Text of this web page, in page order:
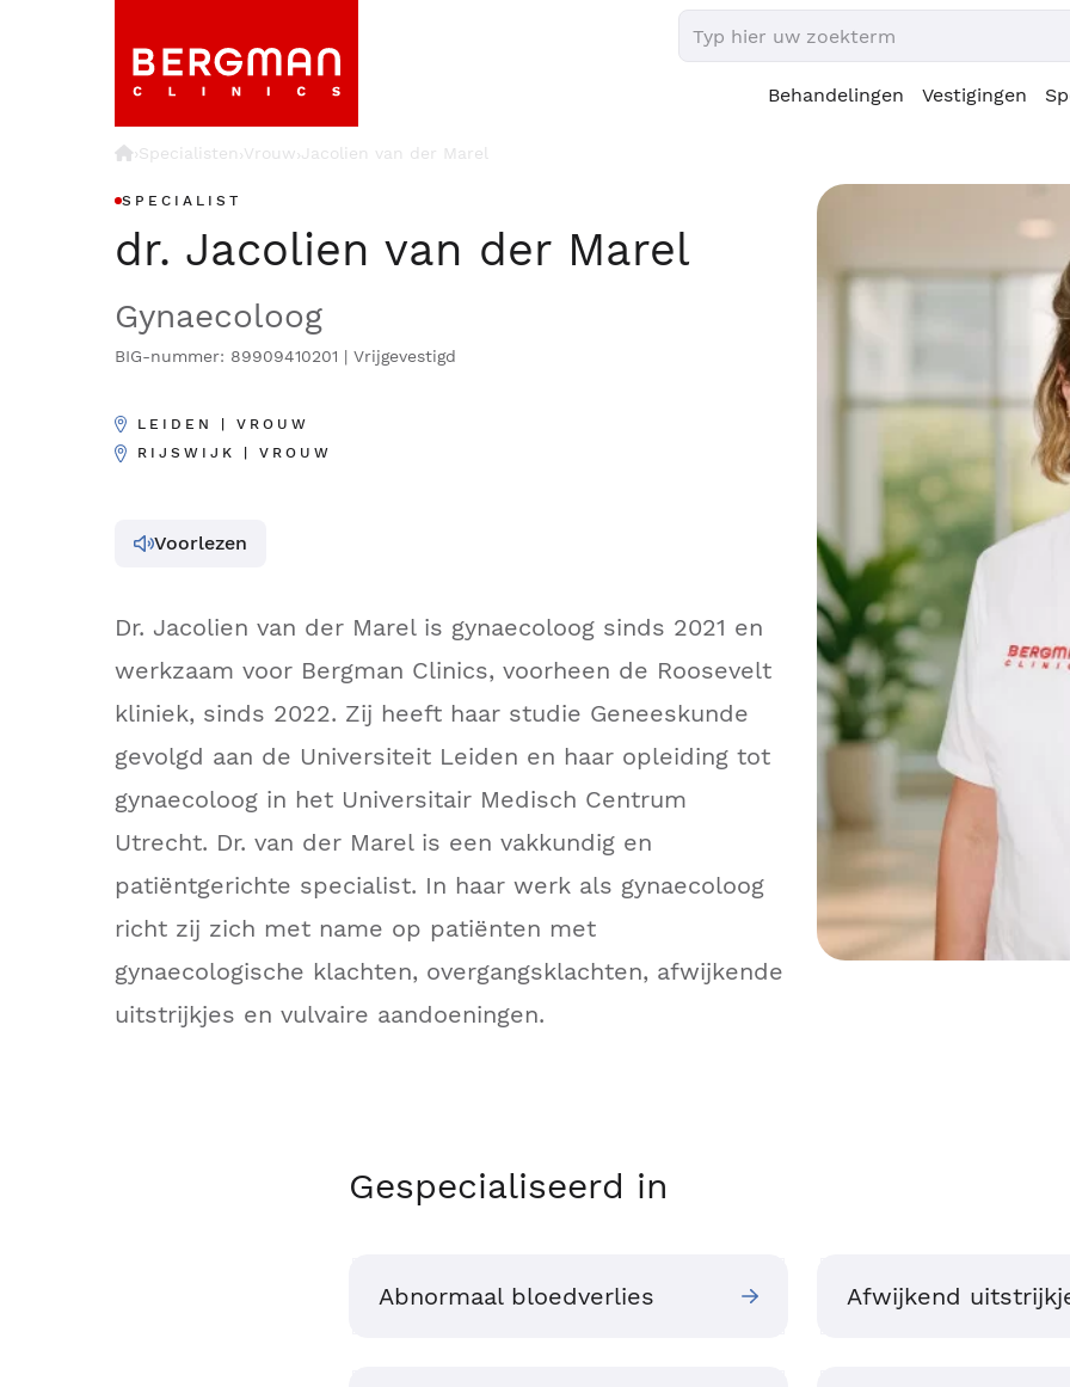
Behandelingen Vestigingen
›Specialisten›Vrouw›Jacolien van der Marel
SPECIALIST
dr. Jacolien van der Marel
Gynaecoloog
BIG-nummer: 89909410201 | Vrijgevestigd
LEIDEN | VROUW
RIJSWIJK | VROUW
Voorlezen
Dr. Jacolien van der Marel is gynaecoloog sinds 2021 en
werkzaam voor Bergman Clinics, voorheen de Roosevelt
kliniek, sinds 2022. Zij heeft haar studie Geneeskunde
gevolgd aan de Universiteit Leiden en haar opleiding tot
gynaecoloog in het Universitair Medisch Centrum
Utrecht. Dr. van der Marel is een vakkundig en
patiëntgerichte specialist. In haar werk als gynaecoloog
richt zij zich met name op patiënten met
gynaecologische klachten, overgangsklachten, afwijkende
uitstrijkjes en vulvaire aandoeningen.
Gespecialiseerd in
Abnormaal bloedverlies Afwijkend